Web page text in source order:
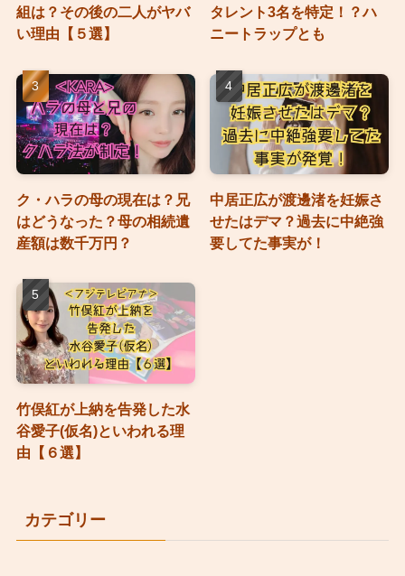
組は？その後の二人がヤバ
い理由【５選】
タレント3名を特定！？ハ
ニートラップとも
ク・ハラの母の現在は？兄
はどうなった？母の相続遺
産額は数千万円？
中居正広が渡邊渚を妊娠さ
せたはデマ？過去に中絶強
要してた事実が！
竹俣紅が上納を告発した水
谷愛子(仮名)といわれる理
由【６選】
カテゴリー